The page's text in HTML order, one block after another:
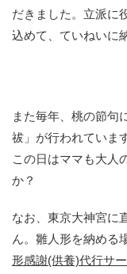
だきました。立派に
込めて、ていねいに
また毎年、桃の節句
祓」が行われていま
この日はママも大人
か？
なお、東京大神宮に
ん。雛人形を納める
形感謝(供養)代行サ